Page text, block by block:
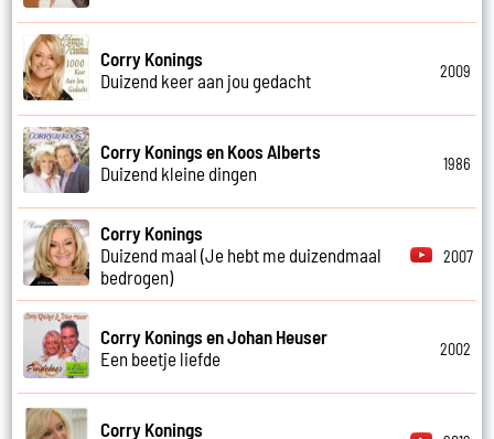
Corry Konings
Duizend keer aan jou gedacht
2009
Corry Konings en Koos Alberts
Duizend kleine dingen
1986
Corry Konings
Duizend maal (Je hebt me duizendmaal
bedrogen)
2007
Corry Konings en Johan Heuser
Een beetje liefde
2002
Corry Konings